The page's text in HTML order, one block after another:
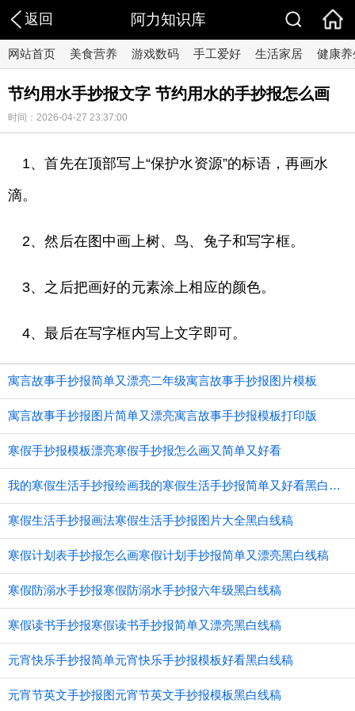
返回 阿力知识库
网站首页 美食营养 游戏数码 手工爱好 生活家居 健康养
节约用水手抄报文字 节约用水的手抄报怎么画
时间：2026-04-27 23:37:00
1、首先在顶部写上“保护水资源”的标语，再画水
滴。
2、然后在图中画上树、鸟、兔子和写字框。
3、之后把画好的元素涂上相应的颜色。
4、最后在写字框内写上文字即可。
寓言故事手抄报简单又漂亮二年级寓言故事手抄报图片模板
寓言故事手抄报图片简单又漂亮寓言故事手抄报模板打印版
寒假手抄报模板漂亮寒假手抄报怎么画又简单又好看
我的寒假生活手抄报绘画我的寒假生活手抄报简单又好看黑白线稿
寒假生活手抄报画法寒假生活手抄报图片大全黑白线稿
寒假计划表手抄报怎么画寒假计划手抄报简单又漂亮黑白线稿
寒假防溺水手抄报寒假防溺水手抄报六年级黑白线稿
寒假读书手抄报寒假读书手抄报简单又漂亮黑白线稿
元宵快乐手抄报简单元宵快乐手抄报模板好看黑白线稿
元宵节英文手抄报图元宵节英文手抄报模板黑白线稿